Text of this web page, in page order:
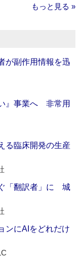
もっと見る »
が副作用情報を迅
』事業へ 非常用
る臨床開発の生産
「翻訳者」に 城
ンにAIをどれだけ